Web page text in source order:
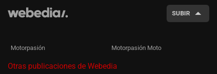
SUBIR
Motorpasión Motorpasión Moto
Otras publicaciones de Webedia